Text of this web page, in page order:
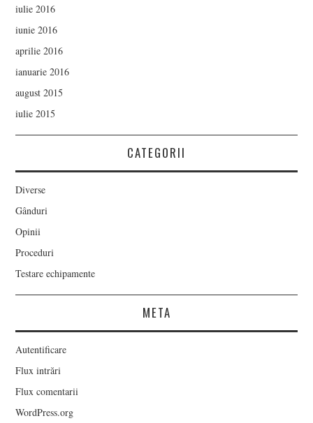
iulie 2016
iunie 2016
aprilie 2016
ianuarie 2016
august 2015
iulie 2015
CATEGORII
Diverse
Gânduri
Opinii
Proceduri
Testare echipamente
META
Autentificare
Flux intrări
Flux comentarii
WordPress.org